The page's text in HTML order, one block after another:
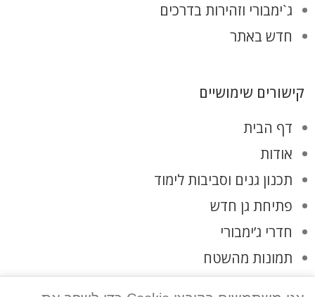
ג`ימבורי וזהירות בדרכים
חדש באתר
קישורים שימושיים
דף הבית
אודות
תכנון גנים וסביבות לימוד
פתיחת גן חדש
חדרי ג’ימבורי
תמונות מהשטח